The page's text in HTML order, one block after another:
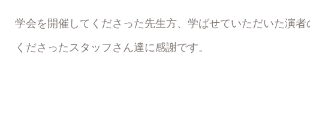
学会を開催してくださった先生方、学ばせていただいた演
くださったスタッフさん達に感謝です。